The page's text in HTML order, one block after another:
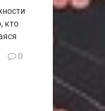
кто
0